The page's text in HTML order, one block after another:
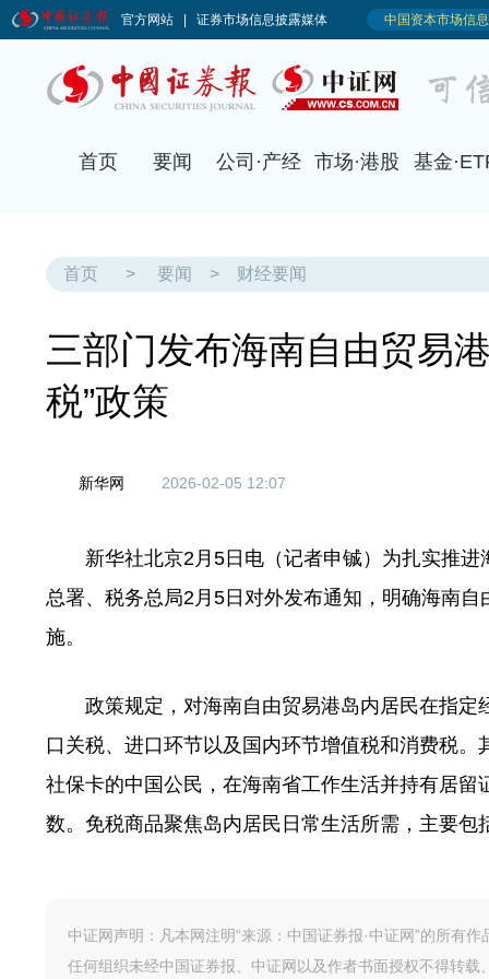
首页 要闻 公司·产经 市场·港股 基金
首页 > 要闻 > 财经要闻
三部门发布海南自由贸易
税”政策
新华网 2026-02-05 12:07
新华社北京2月5日电（记者申铖）为扎实推进
总署、税务总局2月5日对外发布通知，明确海南
施。
政策规定，对海南自由贸易港岛内居民在指定
口关税、进口环节以及国内环节增值税和消费税
社保卡的中国公民，在海南省工作生活并持有居
数。免税商品聚焦岛内居民日常生活所需，主要
中证网声明：凡本网注明“来源：中国证券报·中证网”的所有
任何组织未经中国证券报、中证网以及作者书面授权不得转